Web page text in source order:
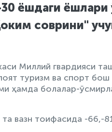
ёшдаги
соврини"
Миллий гвардияси
туризм ва спорт
ҳамда болалар-
вазн тоифасида -66,-